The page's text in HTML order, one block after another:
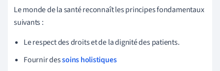
Le monde de la santé reconnaît les principes fondamentaux
suivants :
Le respect des droits et de la dignité des patients.
Fournir dessoins holistiques